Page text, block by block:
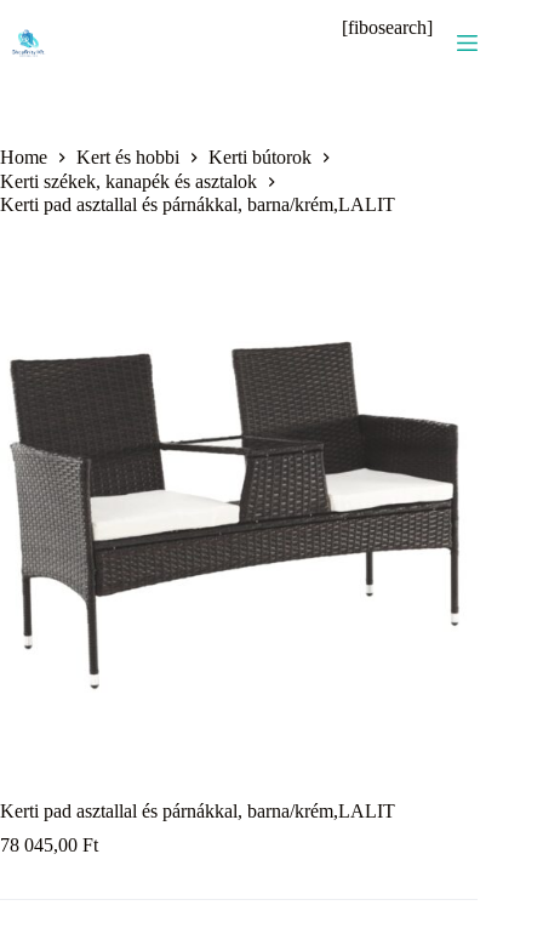
content
[fibosearch]
Home Kert és hobbi
Kerti bútorok
Kerti székek, kanapék és asztalok
Kerti pad asztallal és párnákkal, barna/krém,LALIT
Kerti pad asztallal és párnákkal, barna/krém,LALIT
78 045,00 Ft